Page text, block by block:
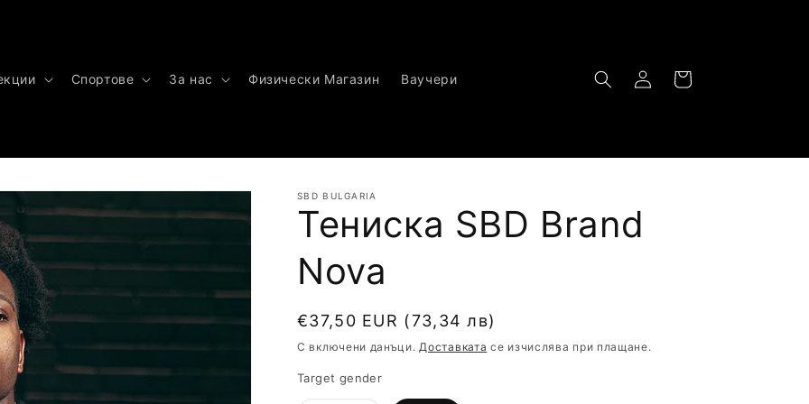
Спортове За нас Физически Магазин Ваучери ВлизанеКоличка
SBD BULGARIA
Тениска SBD Brand
Nova
Обичайна
цена
€37,50 EUR (73,34 лв)
С включени данъци.Доставката се изчислява при плащане.
Target gender